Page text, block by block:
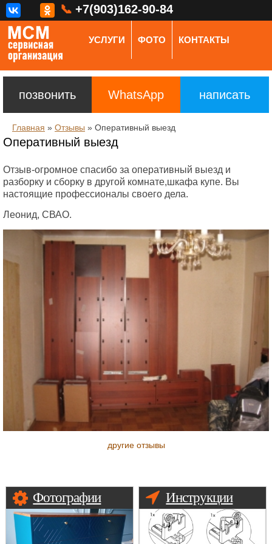
📞 +7(903)162-90-84
УСЛУГИ ФОТО КОНТАКТЫ
позвонить WhatsApp написать
Главная » Отзывы » Оперативный выезд
Оперативный выезд
Отзыв-огромное спасибо за оперативный выезд и
разборку и сборку в другой комнате,шкафа купе. Вы
настоящие профессионалы своего дела.
Леонид, СВАО.
другие отзывы
Фотографии Инструкции